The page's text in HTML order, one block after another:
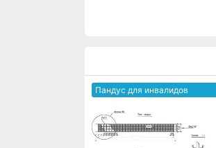
Пандус для инвалидов